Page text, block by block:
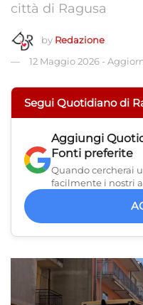
città di Ragusa
by Redazione
12 Maggio 2026 -
Segui Quotidiano di
Aggiungi
Fonti preferite
Quando cercherai
facilmente i nostri